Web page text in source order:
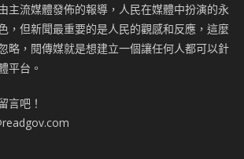
主流媒體發佈的報導，人民在媒體中扮演的永
，但新聞最重要的是人民的觀感和反應，這麼
略，閱傳媒就是想建立一個讓任何人都可以針
平台。
言吧！